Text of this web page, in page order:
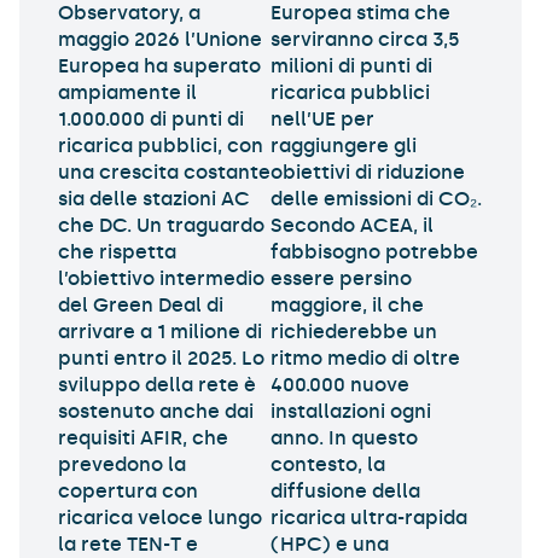
Observatory, a
maggio 2026 l’Unione
Europea ha superato
ampiamente il
1.000.000 di punti di
ricarica pubblici, con
una crescita costante
sia delle stazioni AC
che DC. Un traguardo
che rispetta
l’obiettivo intermedio
del Green Deal di
arrivare a 1 milione di
punti entro il 2025. Lo
sviluppo della rete è
sostenuto anche dai
requisiti AFIR, che
prevedono la
copertura con
ricarica veloce lungo
la rete TEN-T e
Europea stima che
serviranno circa 3,5
milioni di punti di
ricarica pubblici
nell’UE per
raggiungere gli
obiettivi di riduzione
delle emissioni di CO₂.
Secondo ACEA, il
fabbisogno potrebbe
essere persino
maggiore, il che
richiederebbe un
ritmo medio di oltre
400.000 nuove
installazioni ogni
anno. In questo
contesto, la
diffusione della
ricarica ultra-rapida
(HPC) e una